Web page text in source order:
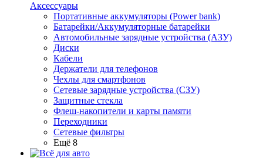
Аксессуары
Портативные аккумуляторы (Power bank)
Батарейки/Аккумуляторные батарейки
Автомобильные зарядные устройства (АЗУ)
Диски
Кабели
Держатели для телефонов
Чехлы для смартфонов
Сетевые зарядные устройства (СЗУ)
Защитные стекла
Флеш-накопители и карты памяти
Переходники
Сетевые фильтры
Ещё 8